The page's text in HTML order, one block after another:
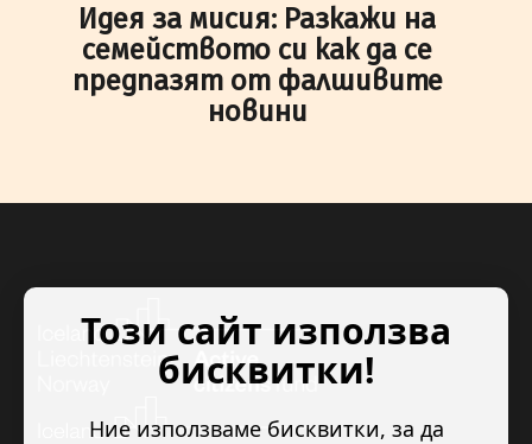
Идея за мисия: Разкажи на
семейството си как да се
предпазят от фалшивите
новини
Този сайт използва
бисквитки!
Ние използваме бисквитки, за да